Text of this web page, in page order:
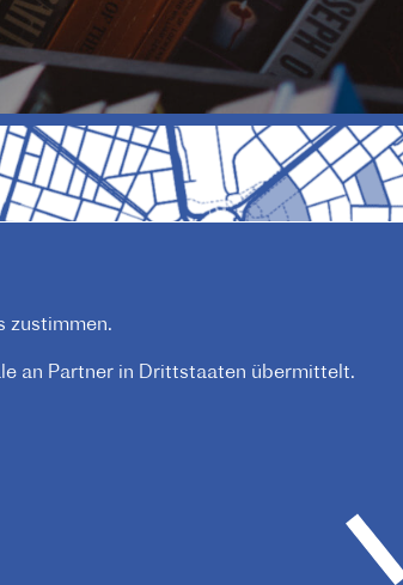
zustimmen.
an Partner in Drittstaaten übermittelt.